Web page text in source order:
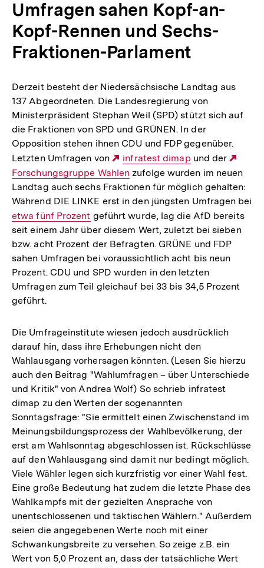
Umfragen sahen Kopf-an-
Kopf-Rennen und Sechs-
Fraktionen-Parlament
Derzeit besteht der Niedersächsische Landtag aus
137 Abgeordneten. Die Landesregierung von
Ministerpräsident Stephan Weil (SPD) stützt sich auf
die Fraktionen von SPD und GRÜNEN. In der
Opposition stehen ihnen CDU und FDP gegenüber.
Letzten Umfragen von
Externer
Link:
infratest dimap und der
Link:
Forschungsgruppe Wahlen zufolge wurden im neuen
Landtag auch sechs Fraktionen für möglich gehalten:
Während DIE LINKE erst in den jüngsten Umfragen bei
Interner
Link:
etwa fünf Prozent geführt wurde, lag die AfD bereits
seit einem Jahr über diesem Wert, zuletzt bei sieben
bzw. acht Prozent der Befragten. GRÜNE und FDP
sahen Umfragen bei voraussichtlich acht bis neun
Prozent. CDU und SPD wurden in den letzten
Umfragen zum Teil gleichauf bei 33 bis 34,5 Prozent
geführt.
Die Umfrageinstitute wiesen jedoch ausdrücklich
darauf hin, dass ihre Erhebungen nicht den
Wahlausgang vorhersagen könnten. (Lesen Sie hierzu
auch den Beitrag "Wahlumfragen – über Unterschiede
und Kritik" von Andrea Wolf) So schrieb infratest
dimap zu den Werten der sogenannten
Sonntagsfrage: "Sie ermittelt einen Zwischenstand im
Meinungsbildungsprozess der Wahlbevölkerung, der
erst am Wahlsonntag abgeschlossen ist. Rückschlüsse
auf den Wahlausgang sind damit nur bedingt möglich.
Viele Wähler legen sich kurzfristig vor einer Wahl fest.
Eine große Bedeutung hat zudem die letzte Phase des
Wahlkampfs mit der gezielten Ansprache von
unentschlossenen und taktischen Wählern." Außerdem
seien die angegebenen Werte noch mit einer
Schwankungsbreite zu versehen. So zeige z.B. ein
Wert von 5,0 Prozent an, dass der tatsächliche Wert